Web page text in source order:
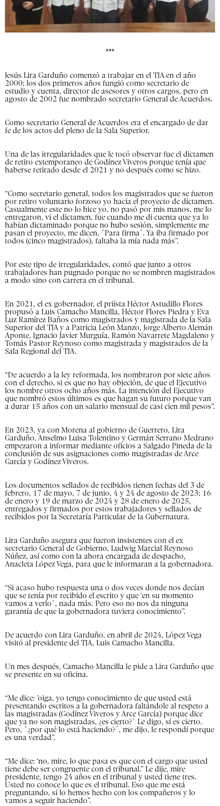
***
Jesús Lira Garduño comenzó a trabajar en el TJA en el año
2000; los dos primeros años fungió como secretario de
estudio y cuenta, director de asesores y otros cargos, pero en
agosto de 2002 fue nombrado secretario General de Acuerdos.
Como secretario General de Acuerdos era el encargado de dar
fe de los actos del pleno de la Sala Superior.
Una de las irregularidades que le tocó observar fue el dictamen
de retiro extemporaneo de Godínez Viveros porque tenía que
haberse retirado desde el 2021 y no después como se hizo.
“Como secretario general, todos los magistrados que se fueron
por retiro voluntario forzoso yo hacía el proyecto de dictamen.
Casualmente este no lo hice yo, no pasó por mis manos, me lo
entregaron, vi el dictamen, fue cuando me di cuenta que ya lo
habían dictaminado porque no hubo sesión, simplemente me
pasan el proyecto, me dicen, ´Para firma´. Ya iba firmado por
todos (cinco magistrados), faltaba la mía nada más”.
Por este tipo de irregularidades, contó que junto a otros
trabajadores han pugnado porque no se nombren magistrados
a modo sino con carrera en el tribunal.
En 2021, el ex gobernador, el priísta Héctor Astudillo Flores
propusó a Luis Camacho Mancilla, Héctor Flores Piedra y Eva
Luz Ramírez Baños como magistrados y magistrada de la Sala
Superior del TJA y a Patricia León Manzo, Jorge Alberto Alemán
Aponte, Ignacio Javier Murguía, Ramón Navarrete Magdaleno y
Tomás Pastor Reynoso como magistrada y magistrados de la
Sala Regional del TJA.
“De acuerdo a la ley reformada, los nombraron por siete años
con el derecho, si es que no hay objeción, de que el Ejecutivo
los nombre otros ocho años más. La intención del Ejecutivo
que nombró estos últimos es que hagan su futuro porque van
a durar 15 años con un salario mensual de casi cien mil pesos”.
En 2023, ya con Morena al gobierno de Guerrero, Lira
Garduño, Anselmo Luisa Tolentino y Germán Serrano Medrano
empezaron a informar mediante oficios a Salgado Pineda de la
conclusión de sus asignaciones como magistradas de Arce
García y Godínez Viveros.
Los documentos sellados de recibidos tienen fechas del 3 de
febrero, 17 de mayo, 7 de junio, 4 y 24 de agosto de 2023; 16
de enero y 19 de marzo de 2024 y 28 de enero de 2025,
entregados y firmados por estos trabajadores y sellados de
recibidos por la Secretaría Particular de la Gubernatura.
Lira Garduño asegura que fueron insistentes con el ex
secretario General de Gobierno, Ludwig Marcial Reynoso
Núñez, así como con la ahora encargada de despacho,
Anacleta López Vega, para que le informaran a la gobernadora.
“Si acaso hubo respuesta una o dos veces donde nos decían
que se tenía por recibido el escrito y que ‘en su momento
vamos a verlo´, nada más. Pero eso no nos da ninguna
garantía de que la gobernadora tuviera conocimiento”.
De acuerdo con Lira Garduño, en abril de 2024, López Vega
visitó al presidente del TJA, Luis Camacho Mancilla.
Un mes después, Camacho Mancilla le pide a Lira Garduño que
se presente en su oficina.
“Me dice: ’oiga, yo tengo conocimiento de que usted está
presentando escritos a la gobernadora faltándole al respeto a
las magistradas (Godínez Viveros y Arce García) porque dice
que ya no son magistradas, ¿es cierto?´ Le digo, sí es cierto.
Pero, ´¿por qué lo está haciendo?´, me dijo, le respondí porque
es una verdad”.
“Me dice: ‘no, mire, lo que pasa es que con el cargo que usted
tiene debe ser congruente con el tribunal.” Le dije, mire
presidente, tengo 24 años en el tribunal y usted tiene tres.
Usted no conoce lo que es el tribunal. Eso que me está
preguntando, sí lo hemos hecho con los compañeros y lo
vamos a seguir haciendo”.